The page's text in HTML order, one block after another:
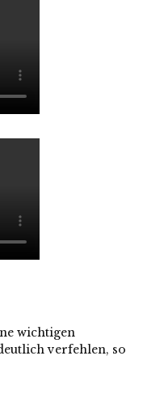
wichtigen
verfehlen, so